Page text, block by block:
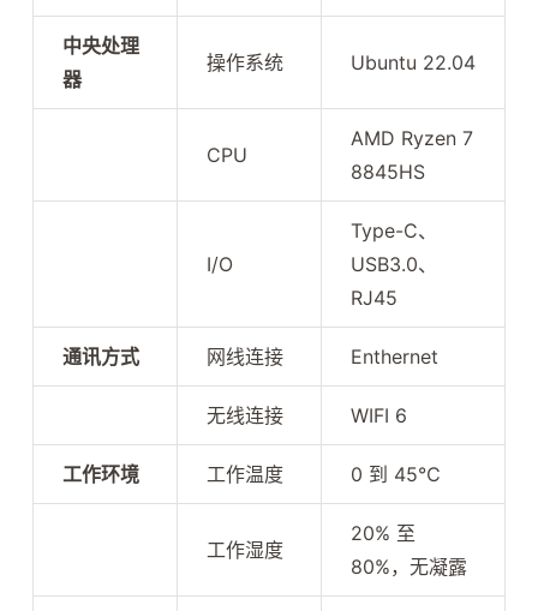
中央处理
器
操作系统 Ubuntu 22.04
CPU
AMD Ryzen 7
8845HS
I/O
Type-C、
USB3.0、
RJ45
通讯方式 网线连接 Enthernet
无线连接 WIFI 6
工作环境 工作温度 0 到 45℃
工作湿度
20% 至
80%，无凝露